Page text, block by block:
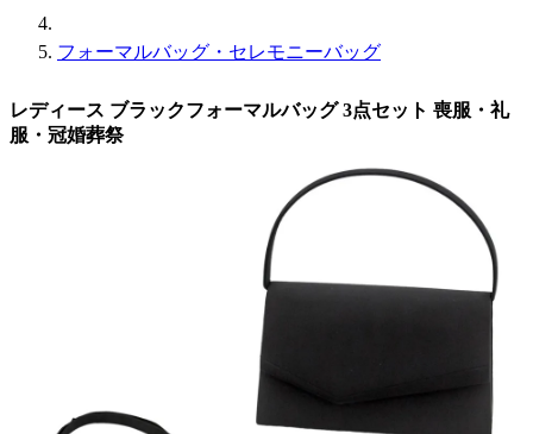
フォーマルバッグ・セレモニーバッグ
レディース ブラックフォーマルバッグ 3点セット 喪服・礼
服・冠婚葬祭